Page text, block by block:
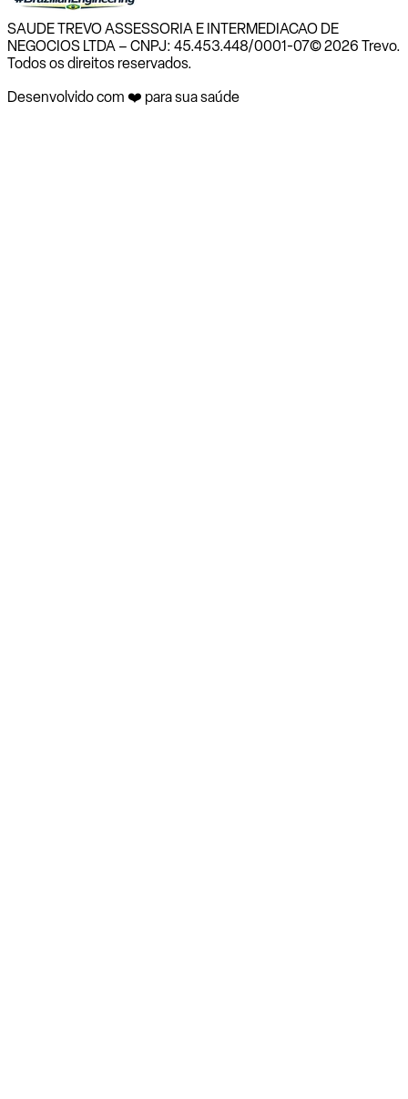
SAUDE TREVO ASSESSORIA E INTERMEDIACAO DE
NEGOCIOS LTDA – CNPJ: 45.453.448/0001-07© 2026 Trevo.
Todos os direitos reservados.
Desenvolvido com ❤️ para sua saúde